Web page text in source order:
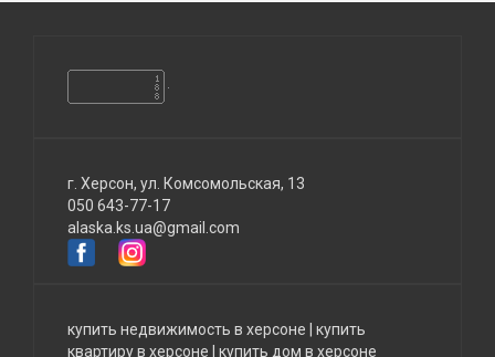
г. Херсон, ул. Комсомольская, 13
050 643-77-17
alaska.ks.ua@gmail.com
купить недвижимость в херсоне
купить
квартиру в херсоне
купить дом в херсоне